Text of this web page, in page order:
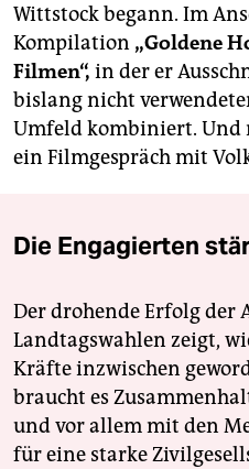
Wittstock begann. Im
Kompilation „Goldene
Filmen“, in der er
bislang nicht
Umfeld kombiniert. Und
ein Filmgespräch mit
Die Engagierten
Der drohende Erfolg der
Landtagswahlen zeigt,
Kräfte inzwischen
braucht es
und vor allem mit den
für eine starke